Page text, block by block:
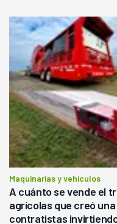
Maquinarias y vehículos
A cuánto se vende el
agrícolas que creó
contratistas